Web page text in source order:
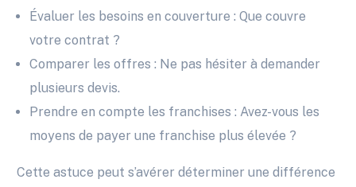
Évaluer les besoins en couverture : Que couvre
votre contrat ?
Comparer les offres : Ne pas hésiter à demander
plusieurs devis.
Prendre en compte les franchises : Avez-vous les
moyens de payer une franchise plus élevée ?
Cette astuce peut s’avérer déterminer une différence